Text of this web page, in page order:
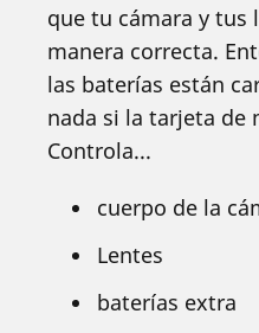
que tu cámara y tus
manera correcta.
las baterías están
nada si la tarjeta de
Controla...
cuerpo de la
Lentes
baterías extra